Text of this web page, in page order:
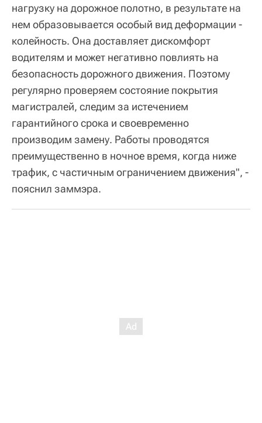
нагрузку на дорожное полотно, в результате на
нем образовывается особый вид деформации -
колейность. Она доставляет дискомфорт
водителям и может негативно повлиять на
безопасность дорожного движения. Поэтому
регулярно проверяем состояние покрытия
магистралей, следим за истечением
гарантийного срока и своевременно
производим замену. Работы проводятся
преимущественно в ночное время, когда ниже
трафик, с частичным ограничением движения", -
пояснил заммэра.